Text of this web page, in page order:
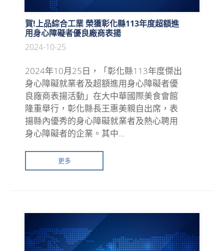
賀!上品綜合工業 榮獲彰化縣113年度超額進
用身心障礙者優良廠商表揚
2024-10-25
2024年10月25日，「彰化縣113年度傑出
身心障礙就業者及超額進用身心障礙者優
良廠商表揚活動」在大中華國際美食會館
隆重舉行，彰化縣長王惠美親自出席，表
揚縣內優秀的身心障礙就業者及熱心聘用
身心障礙者的企業。其中...
更多